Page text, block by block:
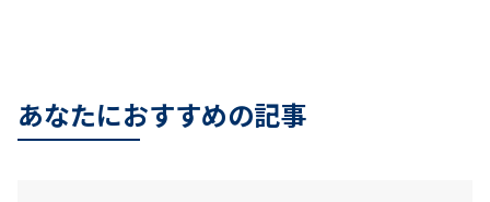
あなたにおすすめの記事